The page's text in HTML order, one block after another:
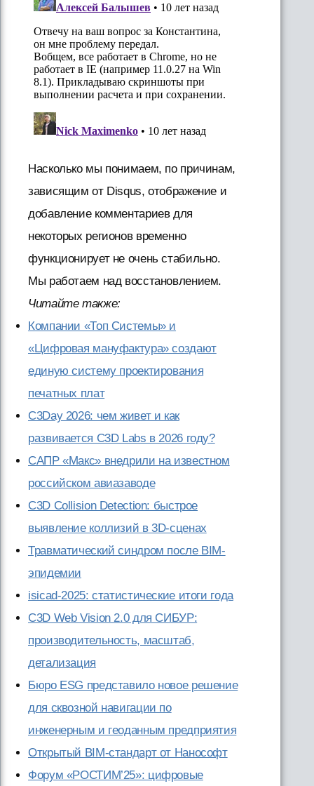
Насколько мы понимаем, по причинам,
зависящим от Disqus, отображение и
добавление комментариев для
некоторых регионов временно
функционирует не очень стабильно.
Мы работаем над восстановлением.
Читайте также:
Компании «Топ Системы» и
«Цифровая мануфактура» создают
единую систему проектирования
печатных плат
C3Day 2026: чем живет и как
развивается C3D Labs в 2026 году?
САПР «Макс» внедрили на известном
российском авиазаводе
C3D Collision Detection: быстрое
выявление коллизий в 3D-сценах
Травматический синдром после BIM-
эпидемии
isicad-2025: статистические итоги года
C3D Web Vision 2.0 для СИБУР:
производительность, масштаб,
детализация
Бюро ESG представило новое решение
для сквозной навигации по
инженерным и геоданным предприятия
Открытый BIM-стандарт от Нанософт
Форум «РОСТИМ’25»: цифровые